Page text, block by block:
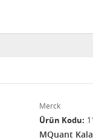
Merck
Ürün Kodu
MQuant